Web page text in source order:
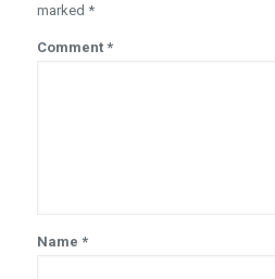
marked *
Comment *
Name *